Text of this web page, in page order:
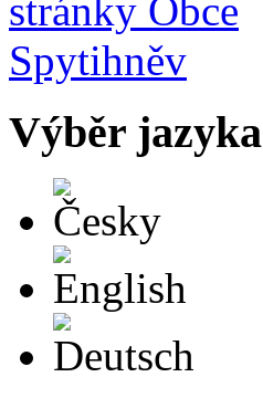
Výběr jazyka